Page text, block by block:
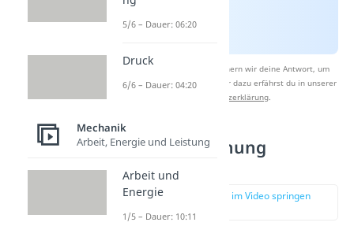
Nach Beantwortung speichern wir deine Antwort, um
Studyflix zu verbessern. Mehr dazu erfährst du in unserer
Datenschutzerklärung.
Raketengleichung
Herleitung
zur Stelle im Video springen
5/6 – Dauer: 06:20
Druck
6/6 – Dauer: 04:20
Mechanik
Arbeit, Energie und Leistung
Arbeit und
Energie
1/5 – Dauer: 10:11